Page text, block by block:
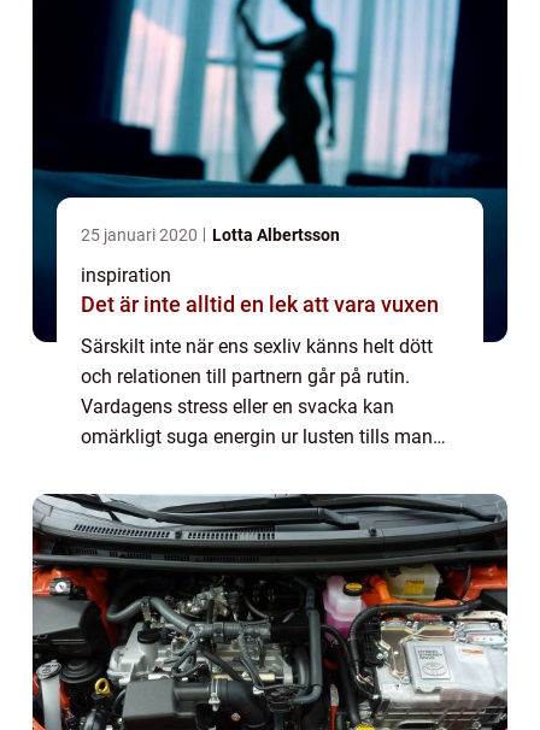
25 januari 2020 Lotta Albertsson
inspiration
Det är inte alltid en lek att vara vuxen
Särskilt inte när ens sexliv känns helt dött
och relationen till partnern går på rutin.
Vardagens stress eller en svacka kan
omärkligt suga energin ur lusten tills man